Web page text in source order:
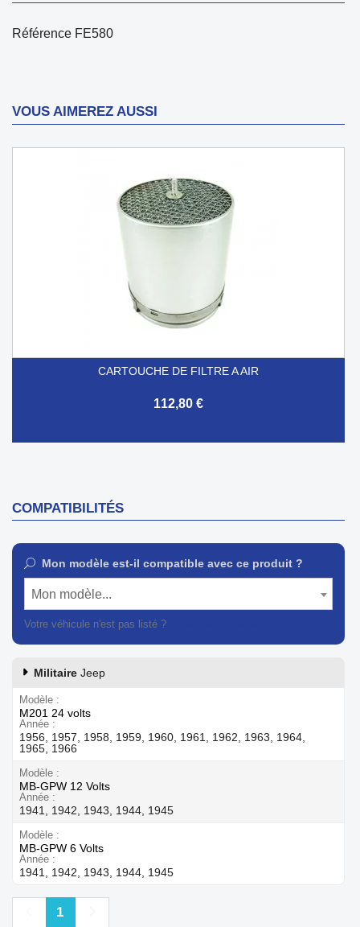
Référence FE580
VOUS AIMEREZ AUSSI
CARTOUCHE DE FILTRE A AIR
112,80 €
COMPATIBILITÉS
Mon modèle est-il compatible avec ce produit ?
Mon modèle...
Votre véhicule n'est pas listé ?
Militaire Jeep
Modèle
M201 24 volts
Année
1956, 1957, 1958, 1959, 1960, 1961, 1962, 1963, 1964,
1965, 1966
Modèle
MB-GPW 12 Volts
Année
1941, 1942, 1943, 1944, 1945
Modèle
MB-GPW 6 Volts
Année
1941, 1942, 1943, 1944, 1945
Précédent
1